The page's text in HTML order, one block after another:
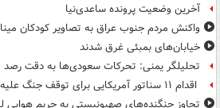
آخرین وضعیت پرونده ساعدی‌نیا
واکنش مردم جنوب عراق به تصاویر کودکان
خیابان‌های بمبئی غرق شدند
تحلیلگر یمنی: تحرکات سعودی‌ها به دقت
اقدام ۱۱ سناتور آمریکایی برای توقف جنگ علیه ایران
تجاوز جنگنده‌های صهیونیستی به حریم هوایی